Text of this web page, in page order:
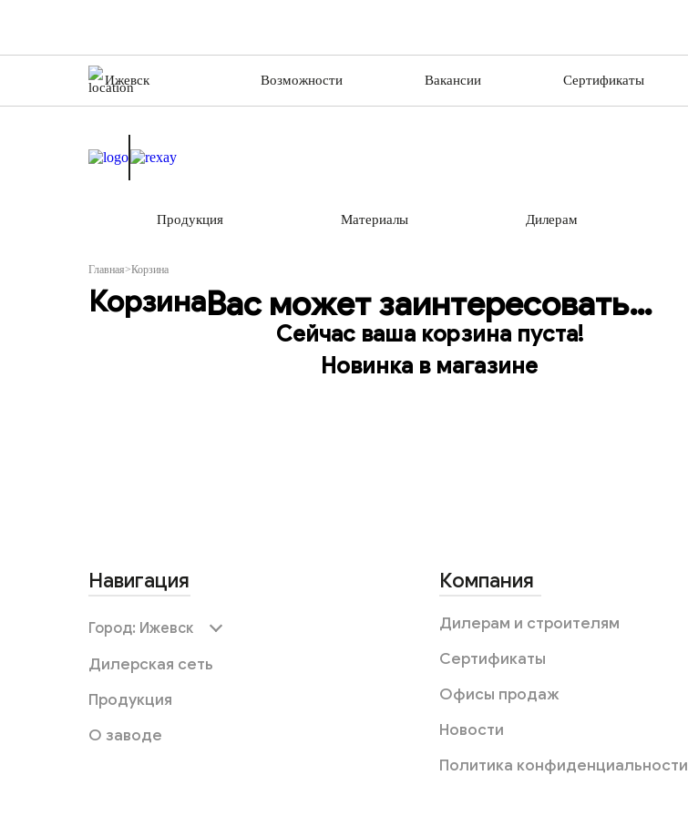
Ижевск Возможности Вакансии Сертификаты
Продукция Материалы Дилерам
Главная>Корзина
КорзинаВас может заинтересовать…
Сейчас ваша корзина пуста!
Новинка в магазине
Навигация
Город: Ижевск
Дилерская сеть
Продукция
О заводе
Компания
Дилерам и строителям
Сертификаты
Офисы продаж
Новости
Политика конфиденциальности